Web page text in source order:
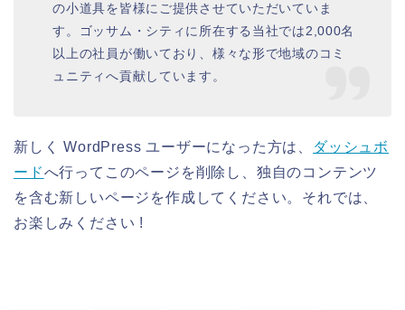
の小道具を皆様にご提供させていただいていま
す。ゴッサム・シティに所在する当社では2,000名
以上の社員が働いており、様々な形で地域のコミ
ュニティへ貢献しています。
新しく WordPress ユーザーになった方は、
ダッシュボ
ードへ行ってこのページを削除し、独自のコンテンツ
を含む新しいページを作成してください。それでは、
お楽しみください !